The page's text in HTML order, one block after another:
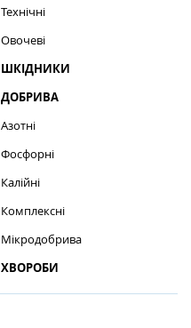
Технічні
Овочеві
ШКІДНИКИ
ДОБРИВА
Азотні
Фосфорні
Калійні
Комплексні
Мікродобрива
ХВОРОБИ